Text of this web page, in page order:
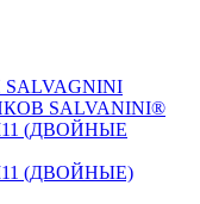
SALVANINI®
(ДВОЙНЫЕ
(ДВОЙНЫЕ)